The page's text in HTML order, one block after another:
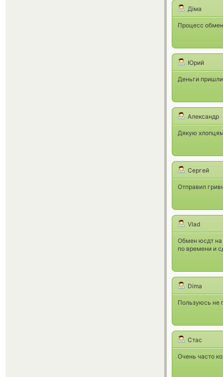
Діма
Процесс
Юрий
Деньги
Александр
Дякую хлопцям
Сергей
Отправил
Vlad
Обмен юсдт на
по времени и
Dima
Пользуюсь не
Стас
Очень часто